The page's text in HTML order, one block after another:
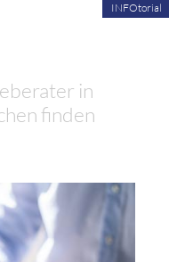
INFOtorial
in
finden